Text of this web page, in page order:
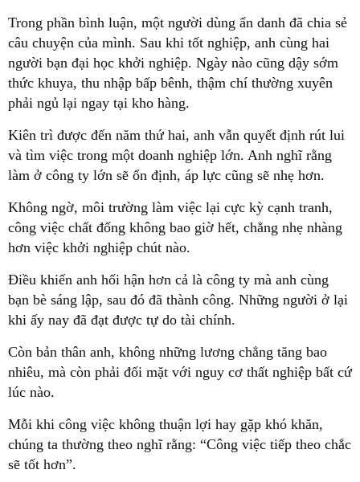
Trong phần bình luận, một người dùng ẩn danh đã chia sẻ
câu chuyện của mình. Sau khi tốt nghiệp, anh cùng hai
người bạn đại học khởi nghiệp. Ngày nào cũng dậy sớm
thức khuya, thu nhập bấp bênh, thậm chí thường xuyên
phải ngủ lại ngay tại kho hàng.
Kiên trì được đến năm thứ hai, anh vẫn quyết định rút lui
và tìm việc trong một doanh nghiệp lớn. Anh nghĩ rằng
làm ở công ty lớn sẽ ổn định, áp lực cũng sẽ nhẹ hơn.
Không ngờ, môi trường làm việc lại cực kỳ cạnh tranh,
công việc chất đống không bao giờ hết, chẳng nhẹ nhàng
hơn việc khởi nghiệp chút nào.
Điều khiến anh hối hận hơn cả là công ty mà anh cùng
bạn bè sáng lập, sau đó đã thành công. Những người ở lại
khi ấy nay đã đạt được tự do tài chính.
Còn bản thân anh, không những lương chẳng tăng bao
nhiêu, mà còn phải đối mặt với nguy cơ thất nghiệp bất cứ
lúc nào.
Mỗi khi công việc không thuận lợi hay gặp khó khăn,
chúng ta thường theo nghĩ rằng: “Công việc tiếp theo chắc
sẽ tốt hơn”.